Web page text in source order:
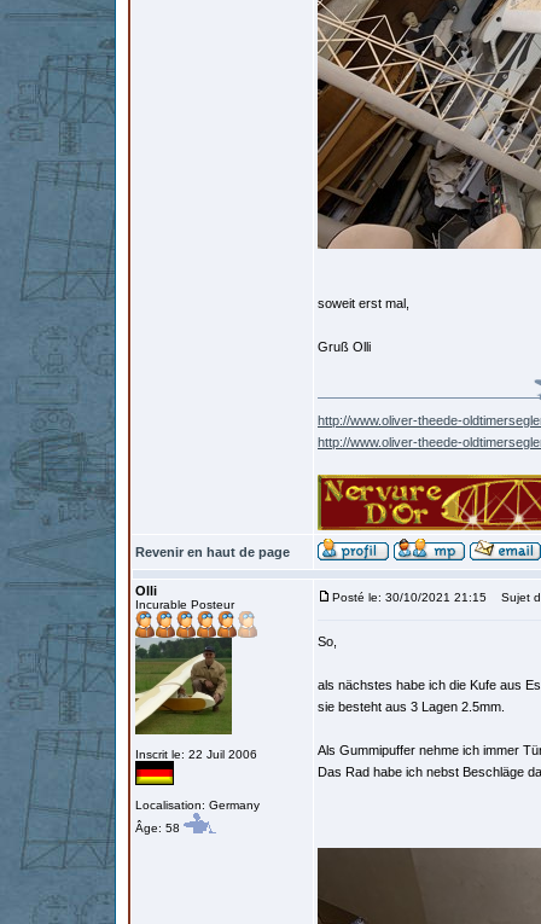
soweit erst mal,
Gruß Olli
http://www.oliver-theede-
http://www.oliver-theede-
Revenir en haut de page
Olli
Incurable Posteur
Inscrit le: 22 Juil 2006
Localisation: Germany
Âge: 58
Posté le: 30/10/2021 21:15 Sujet
So,
als nächstes habe ich die Kufe aus
sie besteht aus 3 Lagen 2.5mm.
Als Gummipuffer nehme ich immer
Das Rad habe ich nebst Beschläge